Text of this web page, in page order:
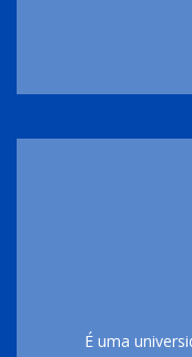
É uma